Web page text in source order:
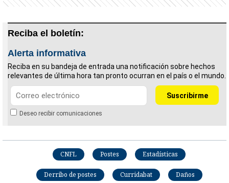
Reciba el boletín:
Alerta informativa
Reciba en su bandeja de entrada una notificación sobre hechos
relevantes de última hora tan pronto ocurran en el país o el mundo.
Deseo recibir comunicaciones
CNFL Postes Estadísticas
Derribo de postes Curridabat Daños